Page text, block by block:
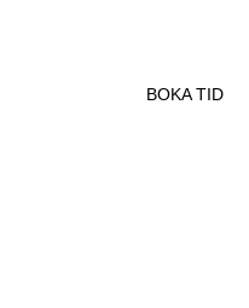
BOKA TID